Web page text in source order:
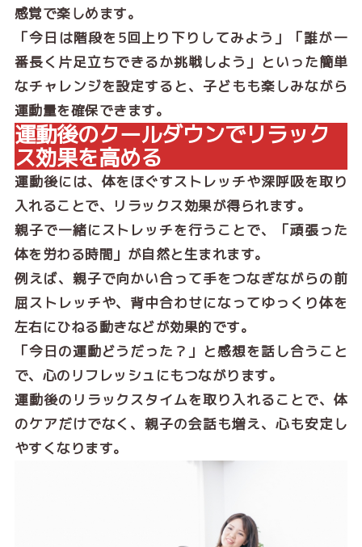
感覚で楽しめます。
「今日は階段を5回上り下りしてみよう」「誰が一
番長く片足立ちできるか挑戦しよう」といった簡単
なチャレンジを設定すると、子どもも楽しみながら
運動量を確保できます。
運動後のクールダウンでリラック
ス効果を高める
運動後には、体をほぐすストレッチや深呼吸を取り
入れることで、リラックス効果が得られます。
親子で一緒にストレッチを行うことで、「頑張った
体を労わる時間」が自然と生まれます。
例えば、親子で向かい合って手をつなぎながらの前
屈ストレッチや、背中合わせになってゆっくり体を
左右にひねる動きなどが効果的です。
「今日の運動どうだった？」と感想を話し合うこと
で、心のリフレッシュにもつながります。
運動後のリラックスタイムを取り入れることで、体
のケアだけでなく、親子の会話も増え、心も安定し
やすくなります。